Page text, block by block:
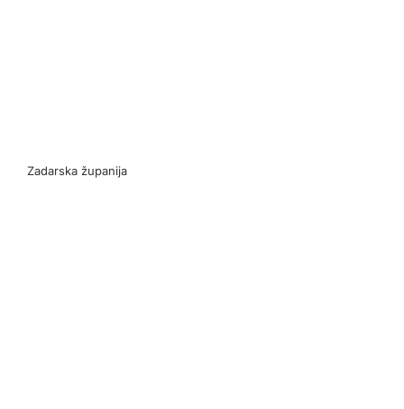
Zadarska županija